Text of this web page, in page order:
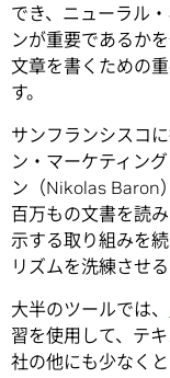
でき、ニューラル
ンが重要であるか
文章を書くための
す。
サンフランシスコ
ン・マーケティン
ン（Nikolas Baron
百万もの文書を読
示する取り組みを
リズムを洗練させ
大半のツールでは、
習を使用して、テ
社の他にも少なく